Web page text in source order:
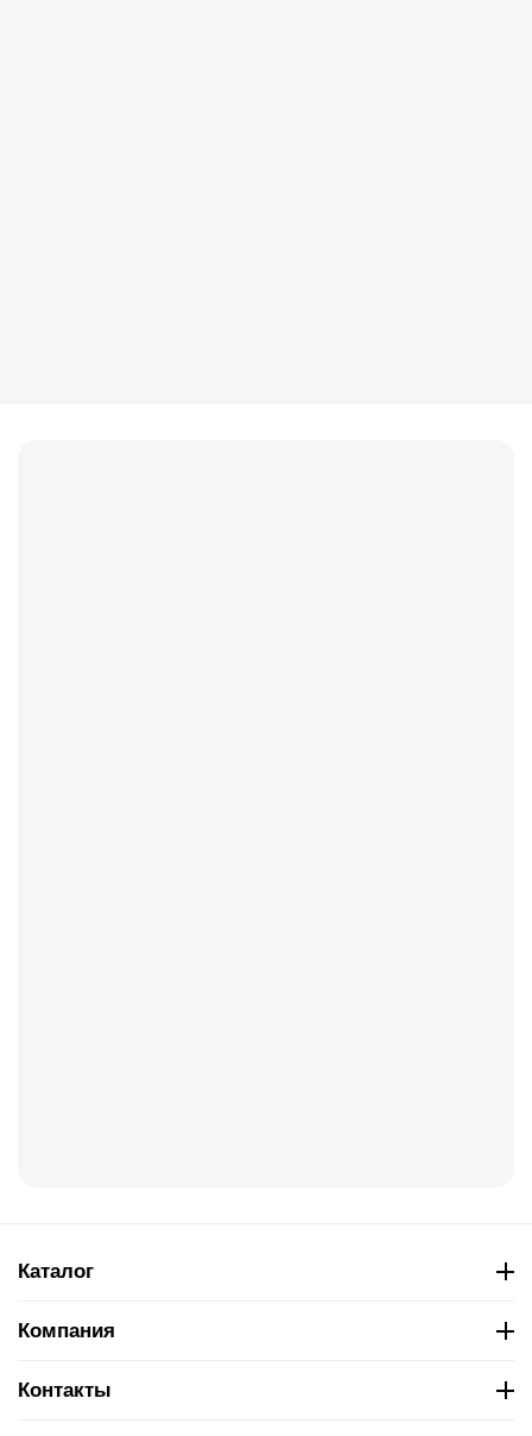
Каталог
Компания
Контакты